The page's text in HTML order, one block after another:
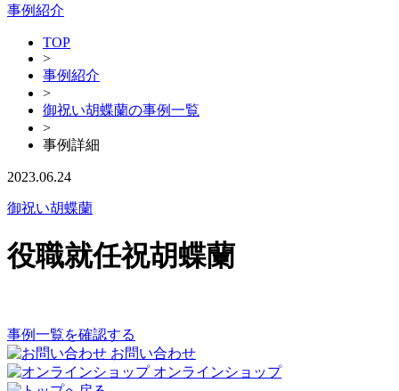
事例紹介
TOP
>
事例紹介
>
御祝い胡蝶蘭の事例一覧
>
事例詳細
2023.06.24
御祝い胡蝶蘭
役職就任祝胡蝶蘭
事例一覧を確認する
お問い合わせ
オンラインショップ